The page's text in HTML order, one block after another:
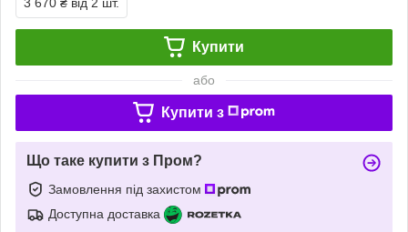
Купити
або
Купити з
Що таке купити з Пром?
Замовлення під захистом
Доступна доставка